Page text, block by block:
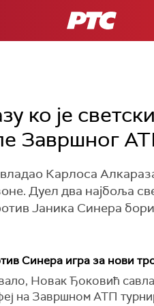
РТС
ко је
Завршног
Карлоса
Дуел два најбоља
Јаника Синера
Синера игра за нови
Новак Ђоковић
на Завршном АТП